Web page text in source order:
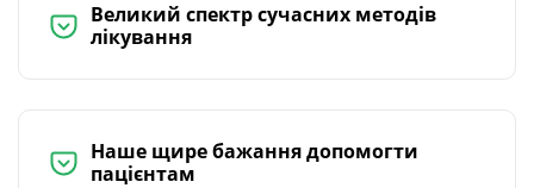
Великий спектр сучасних методів
лікування
Наше щире бажання допомогти
пацієнтам